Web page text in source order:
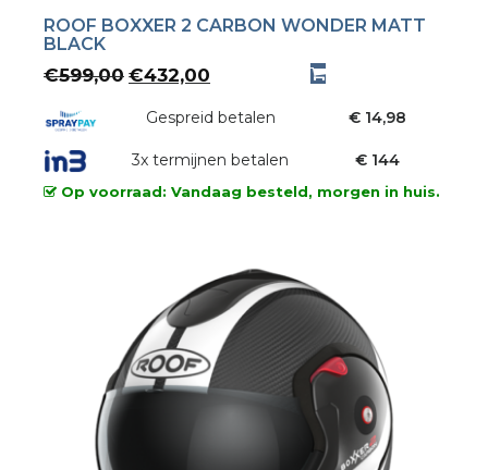
ROOF BOXXER 2 CARBON WONDER MATT
BLACK
€599,00 Oorspronkelijke
was:
€432,00
is:
Gespreid betalen € 14,98
3x termijnen betalen € 144
Op voorraad: Vandaag besteld, morgen in huis.